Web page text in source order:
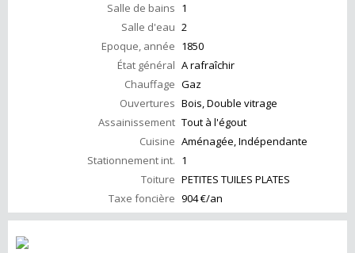
Salle de bains 1
Salle d'eau 2
Epoque, année 1850
État général A rafraîchir
Chauffage Gaz
Ouvertures Bois, Double vitrage
Assainissement Tout à l'égout
Cuisine Aménagée, Indépendante
Stationnement int. 1
Toiture PETITES TUILES PLATES
Taxe foncière 904 €/an